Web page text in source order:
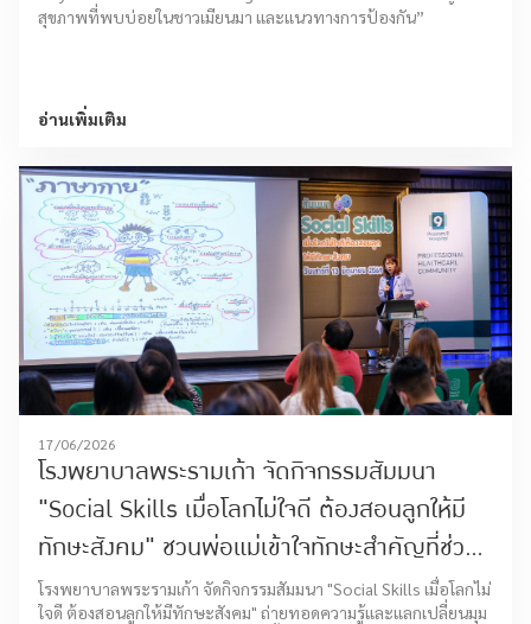
สุขภาพที่พบบ่อยในชาวเมียนมา และแนวทางการป้องกัน”
อ่านเพิ่มเติม
17/06/2026
โรงพยาบาลพระรามเก้า จัดกิจกรรมสัมมนา
"Social Skills เมื่อโลกไม่ใจดี ต้องสอนลูกให้มี
ทักษะสังคม" ชวนพ่อแม่เข้าใจทักษะสำคัญที่ช่วย
ให้ลูกอยู่ร่วมกับผู้อื่นได้อย่างมั่นใจ
โรงพยาบาลพระรามเก้า จัดกิจกรรมสัมมนา "Social Skills เมื่อโลกไม่
ใจดี ต้องสอนลูกให้มีทักษะสังคม" ถ่ายทอดความรู้และแลกเปลี่ยนมุม